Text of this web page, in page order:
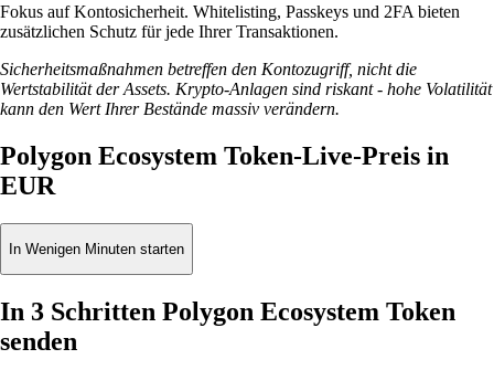
Fokus auf Kontosicherheit. Whitelisting, Passkeys und 2FA bieten
zusätzlichen Schutz für jede Ihrer Transaktionen.
Sicherheitsmaßnahmen betreffen den Kontozugriff, nicht die
Wertstabilität der Assets. Krypto-Anlagen sind riskant - hohe Volatilität
kann den Wert Ihrer Bestände massiv verändern.
Polygon Ecosystem Token-Live-Preis in
EUR
In Wenigen Minuten starten
In 3 Schritten Polygon Ecosystem Token
senden